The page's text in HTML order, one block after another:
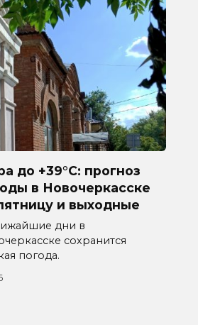
до +39°C: прогноз
в Новочеркасске
и выходные
дни в
сохранится
погода.